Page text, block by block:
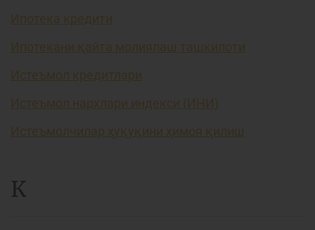
Ипотека кредити
Ипотекани қайта молиялаш ташкилоти
Истеъмол кредитлари
Истеъмол нархлари индекси (ИНИ)
Истеъмолчилар ҳуқуқини ҳимоя қилиш
К